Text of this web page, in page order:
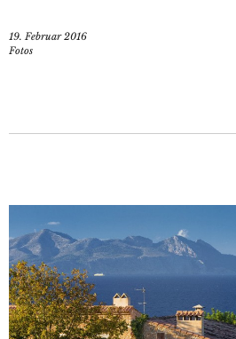
19. Februar 2016
Fotos